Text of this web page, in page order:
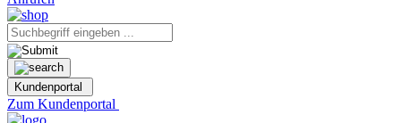
Kundenportal
Zum Kundenportal